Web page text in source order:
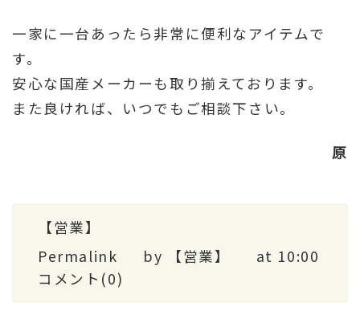
一家に一台あったら非常に便利なアイテムで
す。
安心な国産メーカーも取り揃えております。
また良ければ、いつでもご相談下さい。
原
【営業】
Permalink
by 【営業】
at 10:00
コメント(0)